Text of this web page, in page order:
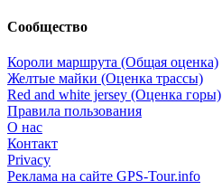
Сообщество
Короли маршрута (Общая оценка)
Желтые майки (Оценка трассы)
Red and white jersey (Оценка горы)
Правила пользования
О нас
Контакт
Privacy
Реклама на сайте GPS-Tour.info